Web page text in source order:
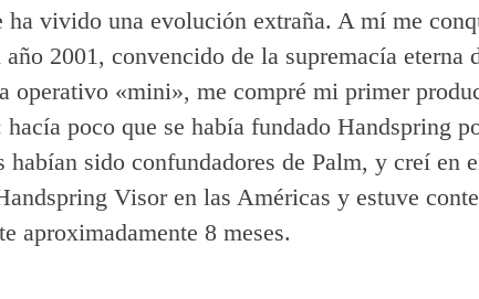
ha vivido una evolución extraña. A mí me
2001, convencido de la supremacía eterna
operativo «mini», me compré mi primer
poco que se había fundado Handspring
habían sido confundadores de Palm, y creí en
Visor en las Américas y estuve
aproximadamente 8 meses.